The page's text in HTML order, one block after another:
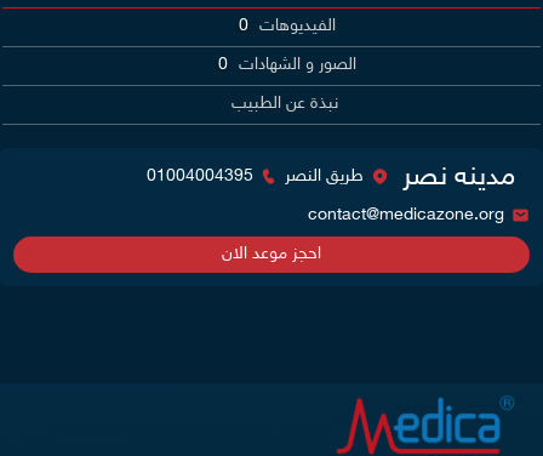
الفيديوهات 0
الصور و الشهادات 0
نبذة عن الطبيب
مدينه نصر طريق النصر
01004004395
contact@medicazone.org
احجز موعد الان